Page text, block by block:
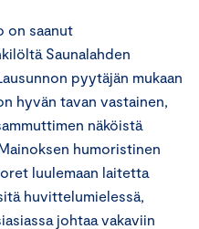
on saanut
Saunalahden
pyytäjän mukaan
hyvän tavan vastainen,
näköistä
humoristinen
luulemaan laitetta
huvittelumielessä,
johtaa vakaviin